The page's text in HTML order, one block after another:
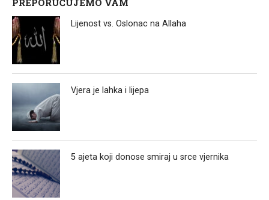
PREPORUČUJEMO VAM
Lijenost vs. Oslonac na Allaha
Vjera je lahka i lijepa
5 ajeta koji donose smiraj u srce vjernika